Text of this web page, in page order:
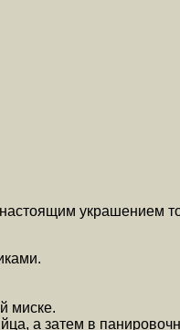
украшением
миске.
а затем в